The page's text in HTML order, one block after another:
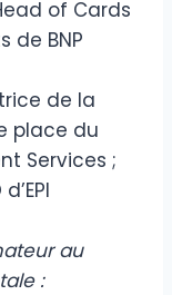
of Cards
de BNP
de la
place du
Services ;
au
: